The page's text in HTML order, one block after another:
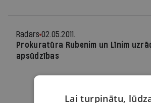
Radars 02.05.2011.
Prokuratūra Rubenim un Līnim
apsūdzības
Lai turpinātu,